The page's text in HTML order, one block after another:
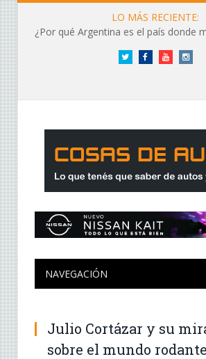
LO MÁS RECIENTE:
¿Por qué Argentina es el país donde
Twitter FacebookYouTube
NAVEGACIÓN
Julio Cortázar y su
sobre el mundo rodante